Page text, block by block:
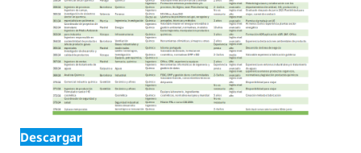
Descargar